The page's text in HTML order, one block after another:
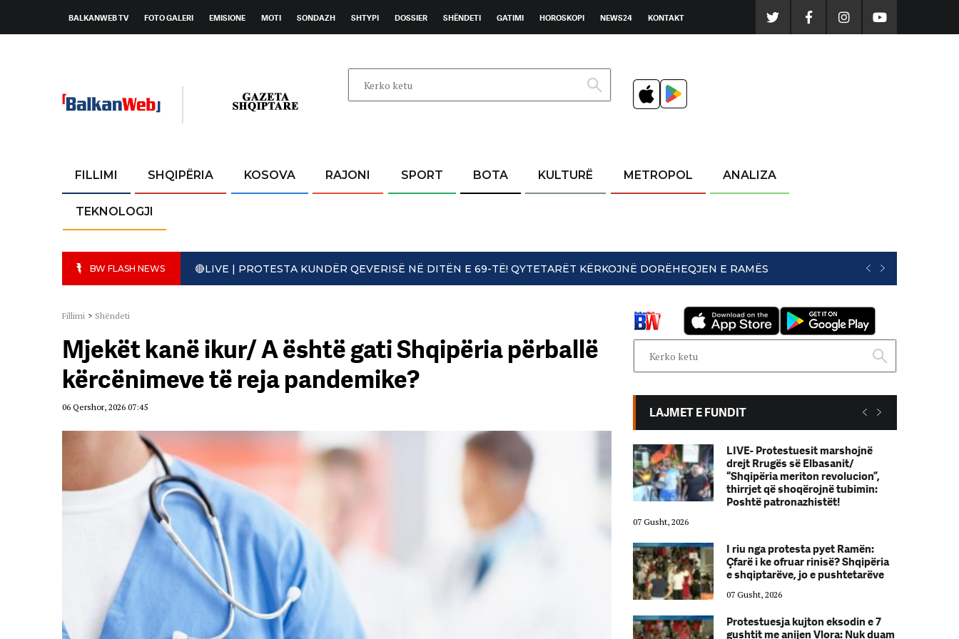
BALKANWEB TV FOTO GALERI EMISIONE MOTI SONDAZH SHTYPI DOSSIER SHËNDETI GATIMI HOROSKOPI NEWS24 KONTAKT
FILLIMI SHQIPËRIA KOSOVA RAJONI SPORT BOTA KULTURË METROPOL ANALIZA
TEKNOLOGJI
BW FLASH NEWS 🔴LIVE | PROTESTA KUNDËR QEVERISË NË DITËN E 69-TË! QYTETARËT KËRKOJNË DORËHEQJEN E RAMËS PREVIOUS
NEXT
Fillimi > Shëndeti
Mjekët kanë ikur/ A është gati Shqipëria përballë
kërcënimeve të reja pandemike?
06 Qershor, 2026 07:45 LAJMET E FUNDIT
LIVE- Protestuesit marshojnë
drejt Rrugës së Elbasanit/
“Shqipëria meriton revolucion”,
thirrjet që shoqërojnë tubimin:
Poshtë patronazhistët!
I riu nga protesta pyet Ramën:
Çfarë i ke ofruar rinisë? Shqipëria
e shqiptarëve, jo e pushtetarëve
07 Gusht, 2026
LIVE- Protestuesit marshojnë
drejt Rrugës së Elbasanit/
“Shqipëria meriton revolucion”,
thirrjet që shoqërojnë tubimin:
Poshtë patronazhistët!
07 Gusht, 2026
I riu nga protesta pyet Ramën:
Çfarë i ke ofruar rinisë? Shqipëria
e shqiptarëve, jo e pushtetarëve
07 Gusht, 2026
Protestuesja kujton eksodin e 7
gushtit me anijen Vlora: Nuk duam